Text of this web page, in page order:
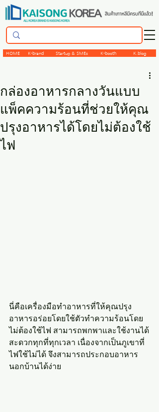
K-brand K-booth
Startup & SMEs
HOME K.blog
กล่องอาหารกลางวันแบบ
แพ็คความร้อนที่ช่วยให้คุณ
ปรุงอาหารได้โดยไม่ต้องใช้
ไฟ
นี่คือเครื่องมือทำอาหารที่ให้คุณปรุง
อาหารอร่อยโดยใช้ตัวทำความร้อนโดย
ไม่ต้องใช้ไฟ สามารถพกพาและใช้งานได้
สะดวกทุกที่ทุกเวลา เนื่องจากเป็นภูเขาที่
ไฟใช้ไม่ได้ จึงสามารถประกอบอาหาร
นอกบ้านได้ง่าย